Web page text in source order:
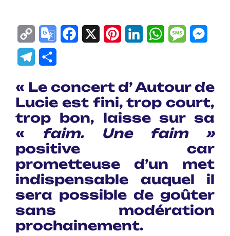
Copy
Link
GoogleFacebook
X Pinterest
LinkedInWhatsApp
Telegram
« Le concert d’ Autour de
Lucie est fini, trop court,
trop bon, laisse sur sa
« faim. Une faim »
positive car
prometteuse d’un met
indispensable auquel il
sera possible de goûter
sans modération
prochainement.